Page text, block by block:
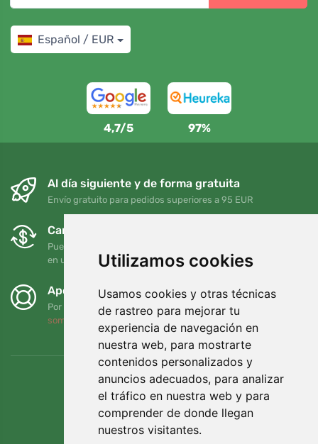
Utilizamos cookies
Usamos cookies y otras técnicas
de rastreo para mejorar tu
experiencia de navegación en
nuestra web, para mostrarte
contenidos personalizados y
anuncios adecuados, para analizar
el tráfico en nuestra web y para
comprender de donde llegan
nuestros visitantes.
Español / EUR
4,7/5 97%
Al día siguiente y de forma gratuita
Envío gratuito para pedidos superiores a 95 EUR
Cambios y devoluciones gratuitos
Puede devolver o cambiar su pedido en cualquier momento
en un plazo de 90 días
Apoyamos a Trees.org
Por cada pedido plantamos un árbol. Leer más
somos